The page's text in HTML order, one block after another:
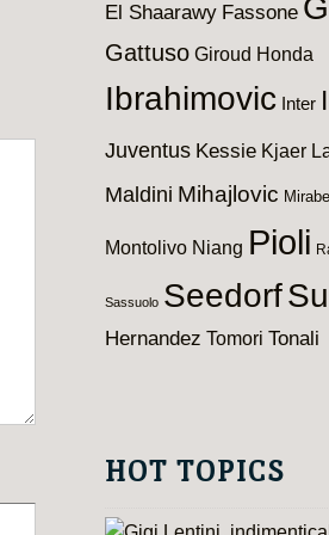
El Shaarawy Fassone
Gattuso Giroud Honda
Ibrahimovic Inter
Juventus Kessie Kjaer
Maldini Mihajlovic
Montolivo Niang Pioli
Sassuolo Seedorf
Hernandez Tomori Tonali
HOT TOPICS